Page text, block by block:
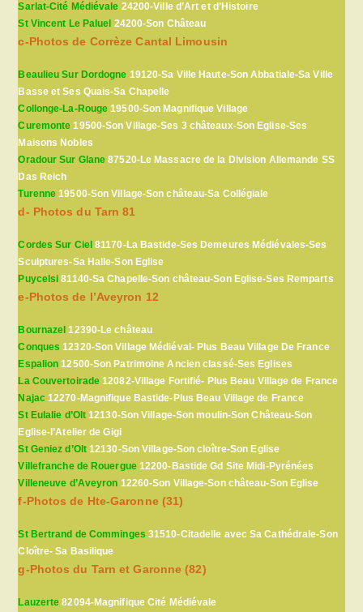
Sarlat-Cité Médiévale 24200-Ville d’Art et d’Histoire
St Vincent Le Paluel 24200-Son Château
c-Photos de Corrèze Cantal Limousin
Beaulieu Sur Dordogne 19120-Sa Ville Haute-Son Abbatiale-Sa Ville
Basse et Ses Quais-Sa Chapelle
Collonge-La-Rouge 19500-Son Magnifique Village
Curemonte 19500-Son Village-Ses 3 châteaux-Son Eglise-Ses
Maisons Nobles
Oradour Sur Glane 87520-Le Massacre de la Division Allemande SS
Das Reich
Turenne 19500-Son Village-Son château-Sa Collégiale
d- Photos du Tarn 81
Cordes Sur Ciel81170-La Bastide-Ses Demeures Médiévales-Ses
Sculptures-Sa Halle-Son Eglise
Puycelsi 81140-Sa Chapelle-Son château-Son Eglise-Ses Remparts
e-Photos de l’Aveyron 12
Bournazel 12390-Le château
Conques 12320-Son Village Médiéval- Plus Beau Village De France
Espalion 12500-Son Patrimoine Ancien classé-Ses Eglises
La Couvertoirade 12082-Village Fortifié- Plus Beau Village de France
Najac12270-Magnifique Bastide-Plus Beau Village de France
St Eulalie d’Olt 12130-Son Village-Son moulin-Son Château-Son
Eglise-l’Atelier de Gigi
St Geniez d’Olt12130-Son Village-Son cloître-Son Eglise
Villefranche de Rouergue12200-Bastide Gd Site Midi-Pyrénées
Villeneuve d’Aveyron 12260-Son Village-Son château-Son Eglise
f-Photos de Hte-Garonne (31)
St Bertrand de Comminges 31510-Citadelle avec Sa Cathédrale-Son
Cloître- Sa Basilique
g-Photos du Tarn et Garonne (82)
Lauzerte 82094-Magnifique Cité Médiévale